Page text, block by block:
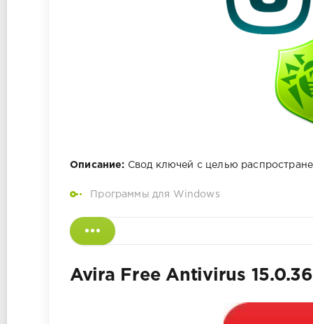
Описание: Свод ключей с целью
Программы для Windows
Avira Free Antivirus